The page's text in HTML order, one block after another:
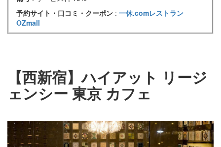
予約サイト・口コミ・クーポン : 一休.comレストラン
OZmall
【西新宿】ハイアット リージ
ェンシー 東京 カフェ